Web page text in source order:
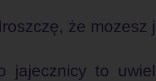
że
jajecznicy to